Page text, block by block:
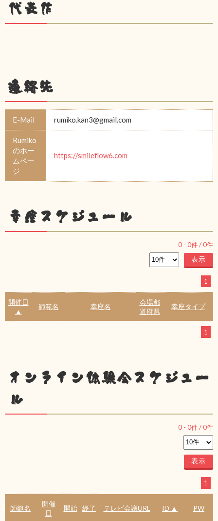
代表作
連絡先
E-Mail rumiko.kan3@gmail.com
Rumiko
のホー
ムペー
ジ
https://smileflow6.com
幸座スケジュール
0 - 0件 /0件
1
開催日
▲
師範名 幸座名
会場都
道府県
幸座タイプ
1
オンライン体験会スケジュー
ル
0 - 0件 /0件
1
師範名
開催
日
開始 終了 テレビ会議URL ID ▲ PW